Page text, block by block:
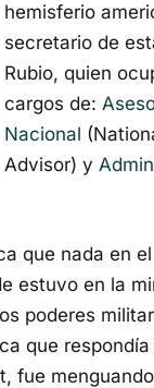
hemisferio
secretario de
Rubio, quien
cargos de:
Nacional
Advisor) y
que nada en
estuvo en la
poderes
que respondía
fue